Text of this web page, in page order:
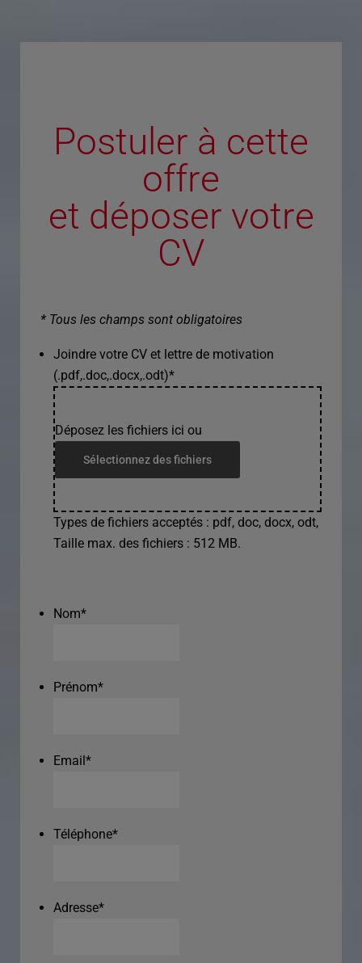
Postuler à cette
offre
et déposer votre
CV
* Tous les champs sont obligatoires
Joindre votre CV et lettre de motivation
(.pdf,.doc,.docx,.odt)*
Déposez les fichiers ici ou
Sélectionnez des fichiers
Types de fichiers acceptés : pdf, doc, docx, odt,
Taille max. des fichiers : 512 MB.
Nom*
Prénom*
Email*
Téléphone*
Adresse*